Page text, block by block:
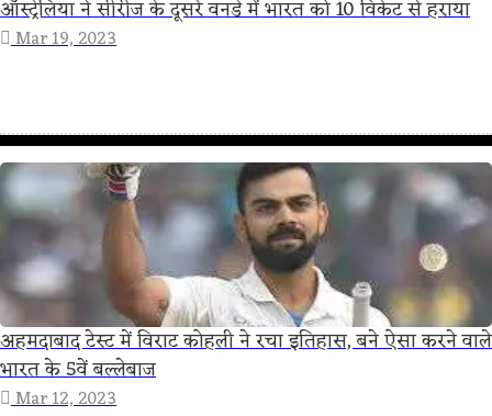
ऑस्ट्रेलिया ने सीरीज के दूसरे वनडे में भारत को 10 विकेट से हराया
Mar 19, 2023
अहमदाबाद टेस्ट में विराट कोहली ने रचा इतिहास, बने ऐसा करने वाले
भारत के 5वें बल्लेबाज
Mar 12, 2023